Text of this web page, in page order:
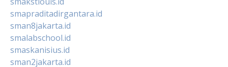
smapraditadirgantara.id
sman8jakarta.id
smalabschool.id
smaskanisius.id
sman2jakarta.id